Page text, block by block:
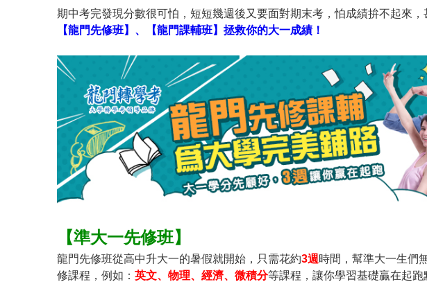
期中考完發現分數很可怕，短短幾週後又要面對期末考，怕成績拚不起來
【龍門先修班】、【龍門課輔班】拯救你的大一成績！
【準大一先修班】
龍門先修班從高中升大一的暑假就開始，只需花約3週時間，幫準大一生們
修課程，例如： 英文、物理、經濟、微積分等課程，讓你學習基礎贏在起跑